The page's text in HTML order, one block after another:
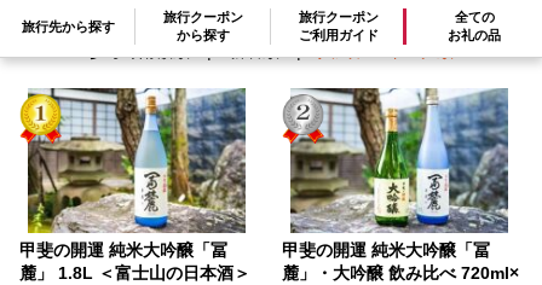
旅行先から探す
旅行クーポン
から探す
旅行クーポン
ご利用ガイド
全ての
お礼の品
参考寄附額順 新着順 人気ランキング順
甲斐の開運 純米大吟醸「冨
麓」 1.8L ＜富士山の日本酒＞
甲斐の開運 純米大吟醸「冨
麓」・大吟醸 飲み比べ 720ml×